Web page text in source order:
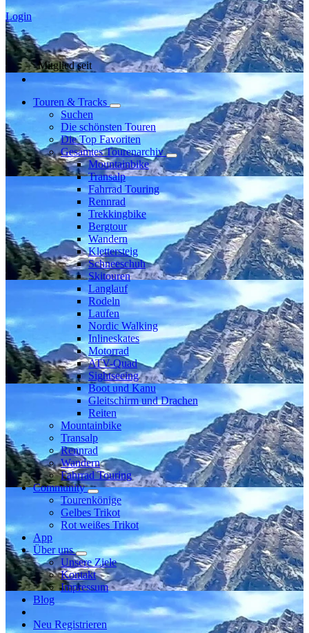
Login
Mitglied seit
Touren & Tracks
Suchen
Die schönsten Touren
Die Top Favoriten
Gesamtes Tourenarchiv
Mountainbike
Transalp
Fahrrad Touring
Rennrad
Trekkingbike
Bergtour
Wandern
Klettersteig
Schneeschuh
Skitouren
Langlauf
Rodeln
Laufen
Nordic Walking
Inlineskates
Motorrad
ATV-Quad
Sightseeing
Boot und Kanu
Gleitschirm und Drachen
Reiten
Mountainbike
Transalp
Rennrad
Wandern
Fahrrad Touring
Community
Tourenkönige
Gelbes Trikot
Rot weißes Trikot
App
Über uns
Unsere Ziele
Kontakt
Impressum
Blog
Neu Registrieren